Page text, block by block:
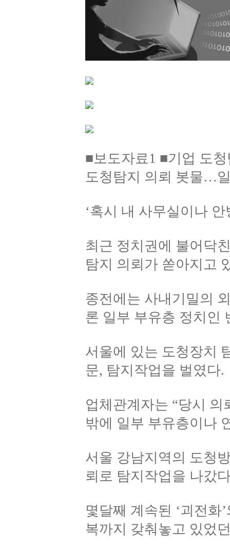
■보도자료1 ■기업 도
도청탐지 의뢰 봇물…
‘혹시 내 사무실이나
최근 정치권에 불어닥
탐지 의뢰가 쏟아지고
종전에는 사내기밀의
론 일부 부유층 정치인
서울에 있는 도청장치
문, 탐지작업을 벌였다.
업체관계자는 “당시
밖에 일부 부유층이나
서울 강남지역의 도청
뢰로 탐지작업을 나갔
몇달째 계속된 ‘괴전
복까지 갖춰놓고 있었